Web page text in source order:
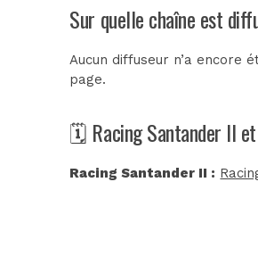
Sur quelle chaîne est
Aucun diffuseur n’a encore
page.
🗓️ Racing Santander II
Racing Santander II :